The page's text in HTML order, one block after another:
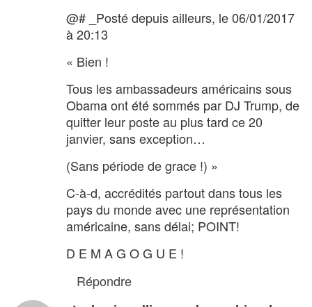
@# _Posté depuis ailleurs, le 06/01/2017
à 20:13
« Bien !
Tous les ambassadeurs américains sous
Obama ont été sommés par DJ Trump, de
quitter leur poste au plus tard ce 20
janvier, sans exception…
(Sans période de grace !) »
C-à-d, accrédités partout dans tous les
pays du monde avec une représentation
américaine, sans délai; POINT!
D E M A G O G U E !
Répondre